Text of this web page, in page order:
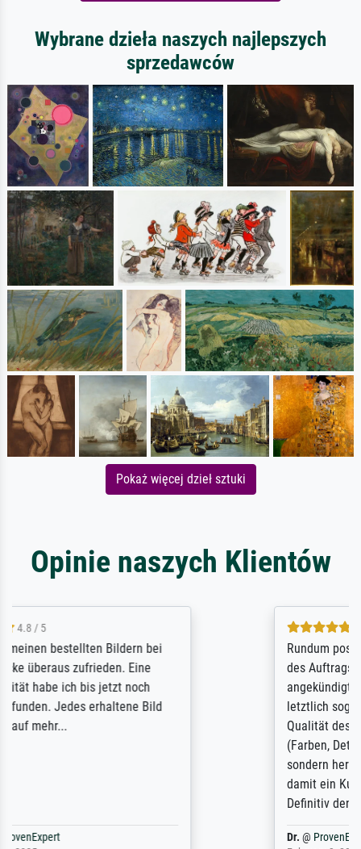
Wybrane dzieła naszych najlepszych
sprzedawców
Pokaż więcej dzieł sztuki
Opinie naszych Klientów
Rundum positive Erfahrung. Die Ausführung
des Auftrags hat eine Weile gedauert, die
angekündigte Lieferzeit wurde aber
letztlich sogar etwas unterschritten. Die
Qualität des Papiers und des Drucks
sondern hervorragend. Selbst ein Druck ist